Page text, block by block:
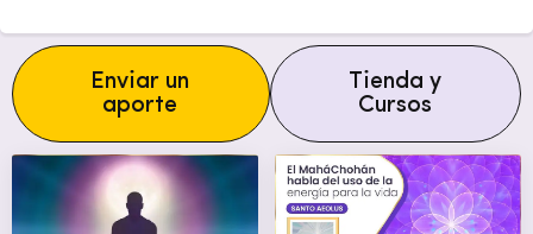
Enviar un
aporte
Tienda y
Cursos